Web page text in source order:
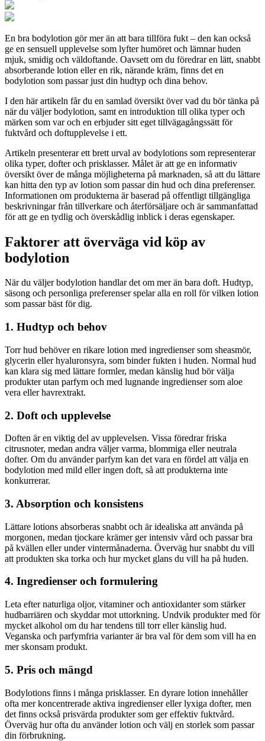
En bra bodylotion gör mer än att bara tillföra fukt – den kan också
ge en sensuell upplevelse som lyfter humöret och lämnar huden
mjuk, smidig och väldoftande. Oavsett om du föredrar en lätt, snabbt
absorberande lotion eller en rik, närande kräm, finns det en
bodylotion som passar just din hudtyp och dina behov.
I den här artikeln får du en samlad översikt över vad du bör tänka på
när du väljer bodylotion, samt en introduktion till olika typer och
märken som var och en erbjuder sitt eget tillvägagångssätt för
fuktvård och doftupplevelse i ett.
Artikeln presenterar ett brett urval av bodylotions som representerar
olika typer, dofter och prisklasser. Målet är att ge en informativ
översikt över de många möjligheterna på marknaden, så att du lättare
kan hitta den typ av lotion som passar din hud och dina preferenser.
Informationen om produkterna är baserad på offentligt tillgängliga
beskrivningar från tillverkare och återförsäljare och är sammanfattad
för att ge en tydlig och överskådlig inblick i deras egenskaper.
Faktorer att överväga vid köp av
bodylotion
När du väljer bodylotion handlar det om mer än bara doft. Hudtyp,
säsong och personliga preferenser spelar alla en roll för vilken lotion
som passar bäst för dig.
1. Hudtyp och behov
Torr hud behöver en rikare lotion med ingredienser som sheasmör,
glycerin eller hyaluronsyra, som binder fukten i huden. Normal hud
kan klara sig med lättare formler, medan känslig hud bör välja
produkter utan parfym och med lugnande ingredienser som aloe
vera eller havrextrakt.
2. Doft och upplevelse
Doften är en viktig del av upplevelsen. Vissa föredrar friska
citrusnoter, medan andra väljer varma, blommiga eller neutrala
dofter. Om du använder parfym kan det vara en fördel att välja en
bodylotion med mild eller ingen doft, så att produkterna inte
konkurrerar.
3. Absorption och konsistens
Lättare lotions absorberas snabbt och är idealiska att använda på
morgonen, medan tjockare krämer ger intensiv vård och passar bra
på kvällen eller under vintermånaderna. Överväg hur snabbt du vill
att produkten ska torka och hur mycket glans du vill ha på huden.
4. Ingredienser och formulering
Leta efter naturliga oljor, vitaminer och antioxidanter som stärker
hudbarriären och skyddar mot uttorkning. Undvik produkter med för
mycket alkohol om du har tendens till torr eller känslig hud.
Veganska och parfymfria varianter är bra val för dem som vill ha en
mer skonsam produkt.
5. Pris och mängd
Bodylotions finns i många prisklasser. En dyrare lotion innehåller
ofta mer koncentrerade aktiva ingredienser eller lyxiga dofter, men
det finns också prisvärda produkter som ger effektiv fuktvård.
Överväg hur ofta du använder lotion och välj en storlek som passar
din förbrukning.